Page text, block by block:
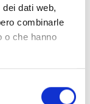
dati web,
combinarle
o che hanno